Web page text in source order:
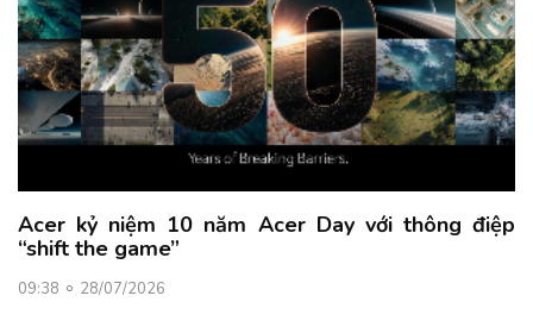
Acer kỷ niệm 10 năm Acer Day với thông điệp
“shift the game”
09:38 28/07/2026